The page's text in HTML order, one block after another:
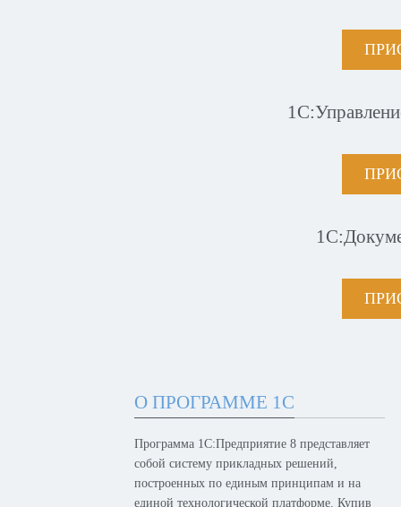
О ПРОГРАММЕ 1С
Программа 1С:Предприятие 8 представляет
собой систему прикладных решений,
построенных по единым принципам и на
единой технологической платформе. Купив